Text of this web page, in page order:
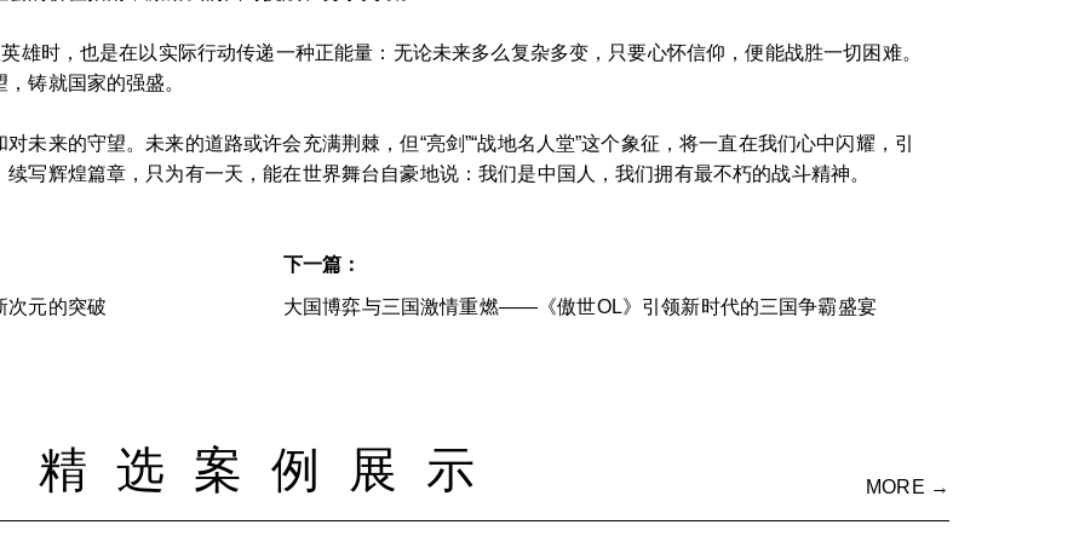
雄时，也是在以实际行动传递一种正能量：无论未来多么复杂多变，只要心怀信仰，便能战胜一切困难。
铸就国家的强盛。
未来的守望。未来的道路或许会充满荆棘，但“亮剑”“战地名人堂”这个象征，将一直在我们心中闪耀，引
写辉煌篇章，只为有一天，能在世界舞台自豪地说：我们是中国人，我们拥有最不朽的战斗精神。
元的突破
下一篇：
大国博弈与三国激情重燃——《傲世OL》引领新时代的三国争霸盛宴
精选案例展示 MORE →